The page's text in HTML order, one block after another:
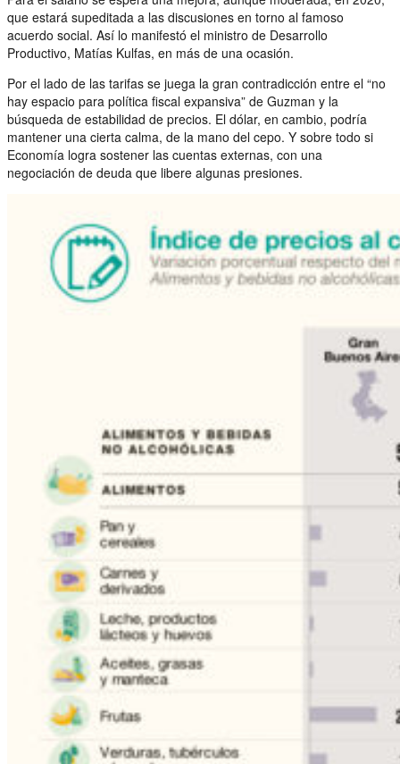
que estará supeditada a las discusiones en torno al famoso
acuerdo social. Así lo manifestó el ministro de Desarrollo
Productivo, Matías Kulfas, en más de una ocasión.
Por el lado de las tarifas se juega la gran contradicción entre el “no
hay espacio para política fiscal expansiva” de Guzman y la
búsqueda de estabilidad de precios. El dólar, en cambio, podría
mantener una cierta calma, de la mano del cepo. Y sobre todo si
Economía logra sostener las cuentas externas, con una
negociación de deuda que libere algunas presiones.